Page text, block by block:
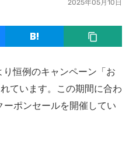
2025年05月10日
恒例のキャンペーン「お
ています。この期間に合わ
ポンセールを開催してい